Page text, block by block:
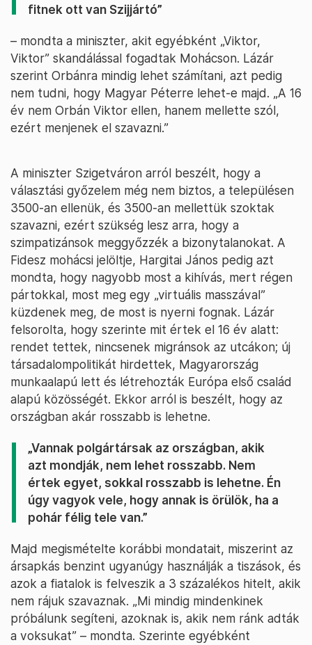
fitnek ott van Szijjártó”
– mondta a miniszter, akit egyébként „Viktor,
Viktor” skandálással fogadtak Mohácson. Lázár
szerint Orbánra mindig lehet számítani, azt pedig
nem tudni, hogy Magyar Péterre lehet-e majd. „A 16
év nem Orbán Viktor ellen, hanem mellette szól,
ezért menjenek el szavazni.”
A miniszter Szigetváron arról beszélt, hogy a
választási győzelem még nem biztos, a településen
3500-an ellenük, és 3500-an mellettük szoktak
szavazni, ezért szükség lesz arra, hogy a
szimpatizánsok meggyőzzék a bizonytalanokat. A
Fidesz mohácsi jelöltje, Hargitai János pedig azt
mondta, hogy nagyobb most a kihívás, mert régen
pártokkal, most meg egy „virtuális masszával”
küzdenek meg, de most is nyerni fognak. Lázár
felsorolta, hogy szerinte mit értek el 16 év alatt:
rendet tettek, nincsenek migránsok az utcákon; új
társadalompolitikát hirdettek, Magyarország
munkaalapú lett és létrehozták Európa első család
alapú közösségét. Ekkor arról is beszélt, hogy az
országban akár rosszabb is lehetne.
„Vannak polgártársak az országban, akik
azt mondják, nem lehet rosszabb. Nem
értek egyet, sokkal rosszabb is lehetne. Én
úgy vagyok vele, hogy annak is örülök, ha a
pohár félig tele van.”
Majd megismételte korábbi mondatait, miszerint az
ársapkás benzint ugyanúgy használják a tiszások, és
azok a fiatalok is felveszik a 3 százalékos hitelt, akik
nem rájuk szavaznak. „Mi mindig mindenkinek
próbálunk segíteni, azoknak is, akik nem ránk adták
a voksukat” – mondta. Szerinte egyébként